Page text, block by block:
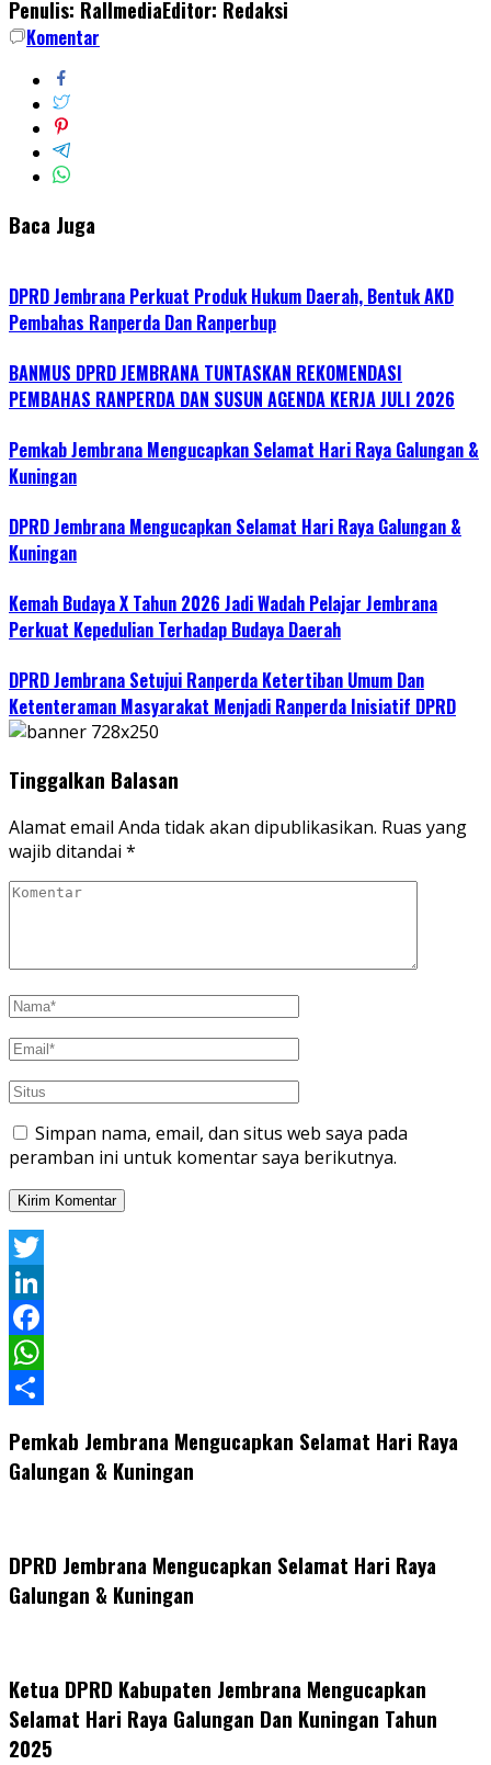
Penulis: RallmediaEditor: Redaksi
Komentar
Baca Juga
DPRD Jembrana Perkuat Produk Hukum Daerah, Bentuk AKD
Pembahas Ranperda Dan Ranperbup
BANMUS DPRD JEMBRANA TUNTASKAN REKOMENDASI
PEMBAHAS RANPERDA DAN SUSUN AGENDA KERJA JULI 2026
Pemkab Jembrana Mengucapkan Selamat Hari Raya Galungan &
Kuningan
DPRD Jembrana Mengucapkan Selamat Hari Raya Galungan &
Kuningan
Kemah Budaya X Tahun 2026 Jadi Wadah Pelajar Jembrana
Perkuat Kepedulian Terhadap Budaya Daerah
DPRD Jembrana Setujui Ranperda Ketertiban Umum Dan
Ketenteraman Masyarakat Menjadi Ranperda Inisiatif DPRD
Tinggalkan Balasan
Alamat email Anda tidak akan dipublikasikan. Ruas yang
wajib ditandai *
Simpan nama, email, dan situs web saya pada
peramban ini untuk komentar saya berikutnya.
Twitter
LinkedIn
Facebook
WhatsApp
Pemkab Jembrana Mengucapkan Selamat Hari Raya
Galungan & Kuningan
DPRD Jembrana Mengucapkan Selamat Hari Raya
Galungan & Kuningan
Ketua DPRD Kabupaten Jembrana Mengucapkan
Selamat Hari Raya Galungan Dan Kuningan Tahun
2025